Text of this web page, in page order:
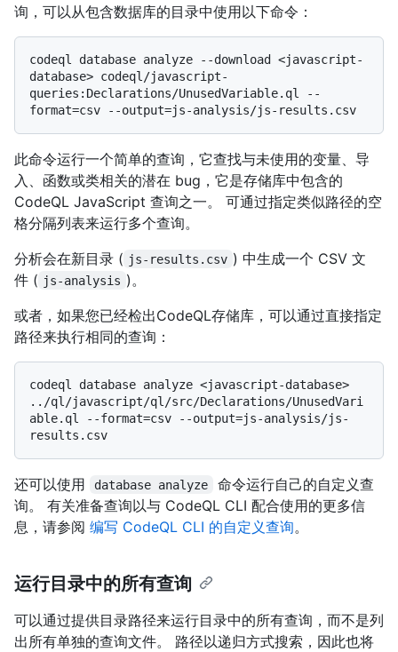
询，可以从包含数据库的目录中使用以下命令：
codeql database analyze --download <javascript-
database> codeql/javascript-
queries:Declarations/UnusedVariable.ql --
此命令运行一个简单的查询，它查找与未使用的变量、导
入、函数或类相关的潜在 bug，它是存储库中包含的
CodeQL JavaScript 查询之一。 可通过指定类似路径的空
格分隔列表来运行多个查询。
分析会在新目录 ( js-results.csv ) 中生成一个 CSV 文
件 ( js-analysis )。
或者，如果您已经检出CodeQL存储库，可以通过直接指定
路径来执行相同的查询：
codeql database analyze <javascript-database>
../ql/javascript/ql/src/Declarations/UnusedVari
able.ql --format=csv --output=js-analysis/js-
还可以使用 database analyze
命令运行自己的自定义查
询。 有关准备查询以与 CodeQL CLI 配合使用的更多信
息，请参阅 编写 CodeQL CLI 的自定义查询。
运行目录中的所有查询
可以通过提供目录路径来运行目录中的所有查询，而不是列
出所有单独的查询文件。 路径以递归方式搜索，因此也将